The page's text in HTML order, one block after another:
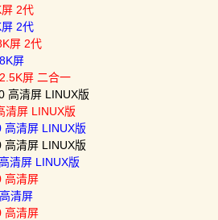
2代
2代
屏 2代
屏
屏 二合一
高清屏 LINUX版
屏 LINUX版
清屏 LINUX版
清屏 LINUX版
清屏 LINUX版
高清屏
清屏
高清屏